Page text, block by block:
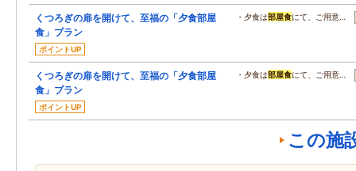
くつろぎの扉を開けて、至福の「夕食部屋
食」プラン
ポイントUP
・夕食は部屋食にて、ご用意…
くつろぎの扉を開けて、至福の「夕食部屋
食」プラン
ポイントUP
・夕食は部屋食にて、ご用意…
この施